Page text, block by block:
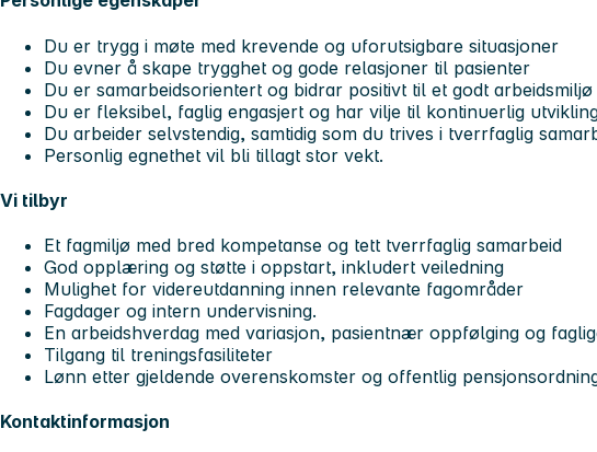
Du er trygg i møte med krevende og uforutsigbare situasjoner
Du evner å skape trygghet og gode relasjoner til pasienter
Du er samarbeidsorientert og bidrar positivt til et godt arbeidsmiljø
Du er fleksibel, faglig engasjert og har vilje til kontinuerlig
Du arbeider selvstendig, samtidig som du trives i tverrfaglig
Personlig egnethet vil bli tillagt stor vekt.
Vi tilbyr
Et fagmiljø med bred kompetanse og tett tverrfaglig samarbeid
God opplæring og støtte i oppstart, inkludert veiledning
Mulighet for videreutdanning innen relevante fagområder
Fagdager og intern undervisning.
En arbeidshverdag med variasjon, pasientnær oppfølging og
Tilgang til treningsfasiliteter
Lønn etter gjeldende overenskomster og offentlig
Kontaktinformasjon